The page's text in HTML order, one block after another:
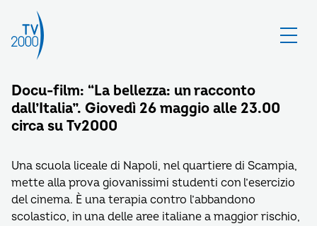
Docu-film: “La bellezza: un racconto
dall’Italia”. Giovedì 26 maggio alle 23.00
circa su Tv2000
Una scuola liceale di Napoli, nel quartiere di Scampia,
mette alla prova giovanissimi studenti con l’esercizio
del cinema. È una terapia contro l’abbandono
scolastico, in una delle aree italiane a maggior rischio,